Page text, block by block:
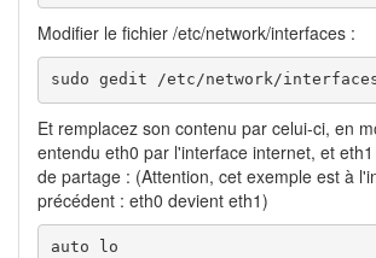
Modifier le fichier /etc/network/interfaces :
sudo gedit /etc/network/
Et remplacez son contenu par celui-ci, en
entendu eth0 par l'interface internet, et
de partage : (Attention, cet exemple est à
précédent : eth0 devient eth1)
auto lo